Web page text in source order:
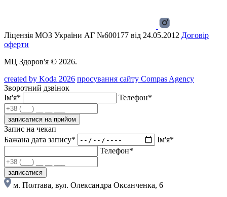
Ліцензія МОЗ України АГ №600177 від 24.05.2012 Договір
оферти
МЦ Здоров'я © 2026.
created by Koda 2026 просування сайту Compas Agency
Зворотний дзвінок
Ім'я*
Телефон*
записатися на прийом
Запис на чекап
Бажана дата запису*
Ім'я*
Телефон*
записатися
м. Полтава, вул. Олександра Оксанченка, 6